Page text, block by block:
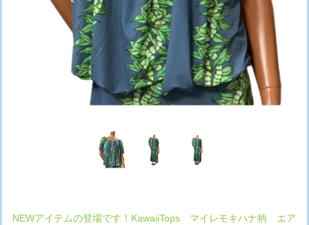
NEWアイテムの登場です！KawaiiTops マイレモキハナ柄 エア